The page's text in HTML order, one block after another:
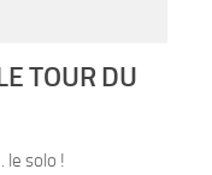
TOUR DU
le solo !